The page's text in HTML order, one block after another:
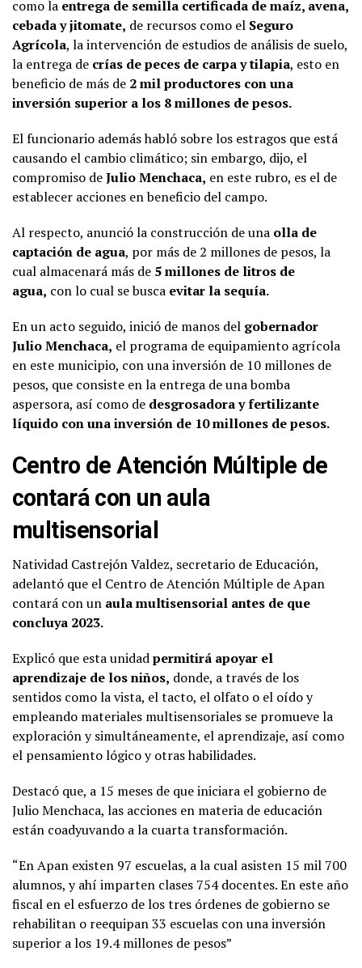
como la entrega de semilla certificada de maíz, avena,
cebada y jitomate, de recursos como el Seguro
Agrícola, la intervención de estudios de análisis de suelo,
la entrega de crías de peces de carpa y tilapia, esto en
beneficio de más de 2 mil productores con una
inversión superior a los 8 millones de pesos.
El funcionario además habló sobre los estragos que está
causando el cambio climático; sin embargo, dijo, el
compromiso deJulio Menchaca, en este rubro, es el de
establecer acciones en beneficio del campo.
Al respecto, anunció la construcción de una olla de
captación de agua, por más de 2 millones de pesos, la
cual almacenará más de 5 millones de litros de
agua, con lo cual se busca evitar la sequía.
En un acto seguido, inició de manos del gobernador
Julio Menchaca, el programa de equipamiento agrícola
en este municipio, con una inversión de 10 millones de
pesos, que consiste en la entrega de una bomba
aspersora, así como de desgrosadora y fertilizante
líquido con una inversión de 10 millones de pesos.
Centro de Atención Múltiple de
contará con un aula
multisensorial
Natividad Castrejón Valdez, secretario de Educación,
adelantó que el Centro de Atención Múltiple de Apan
contará con un aula multisensorial antes de que
concluya 2023.
Explicó que esta unidadpermitirá apoyar el
aprendizaje de los niños, donde, a través de los
sentidos como la vista, el tacto, el olfato o el oído y
empleando materiales multisensoriales se promueve la
exploración y simultáneamente, el aprendizaje, así como
el pensamiento lógico y otras habilidades.
Destacó que, a 15 meses de que iniciara el gobierno de
Julio Menchaca, las acciones en materia de educación
están coadyuvando a la cuarta transformación.
“En Apan existen 97 escuelas, a la cual asisten 15 mil 700
alumnos, y ahí imparten clases 754 docentes. En este año
fiscal en el esfuerzo de los tres órdenes de gobierno se
rehabilitan o reequipan 33 escuelas con una inversión
superior a los 19.4 millones de pesos”